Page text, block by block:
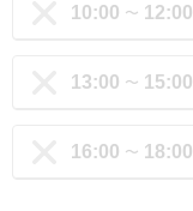
10:00 〜 12:00
13:00 〜 15:00
16:00 〜 18:00